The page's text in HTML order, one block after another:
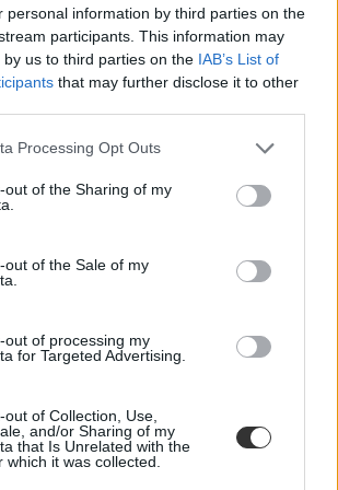
personal information by third parties on the
participants. This information may
us to third parties on the IAB’s List of
that may further disclose it to other
Processing Opt Outs
out of the Sharing of my
out of the Sale of my
out of processing my
for Targeted Advertising.
of Collection, Use,
and/or Sharing of my
that Is Unrelated with the
which it was collected.
megírni az íráskészség részben kapott
leveleket. Az angolérettségi nap szakmai
a LanguageCert Nemzetközi Angol
a diákoknak az angolérettségi
most az íráskészségről kérdeztük a